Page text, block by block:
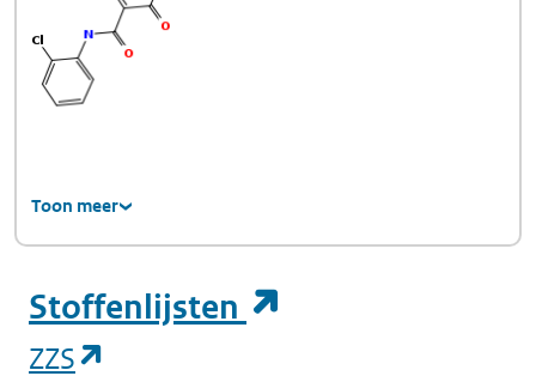
Toon meer
Stoffenlijsten
ZZS